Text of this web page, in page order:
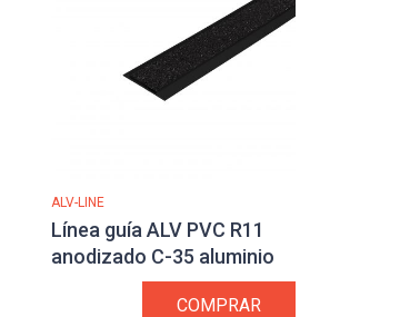
ALV-LINE
Línea guía ALV PVC R11
anodizado C-35 aluminio
COMPRAR